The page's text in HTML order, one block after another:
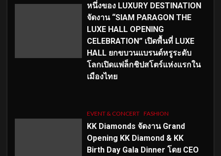
หนึ่งของ LUXURY DESTINATION
จัดงาน “SIAM PARAGON THE
LUXE HALL OPENING
CELEBRATION” เปิดพื้นที่ LUXE
HALL ยกขบวนแบรนด์หรูระดับ
โลกเปิดแฟล็กชิปสโตร์แห่งแรกใน
เมืองไทย
EVENT & CONCERT FASHION
KK Diamonds จัดงาน Grand
Opening KK Diamond & KK
Birth Day Gala Dinner โดย CEO